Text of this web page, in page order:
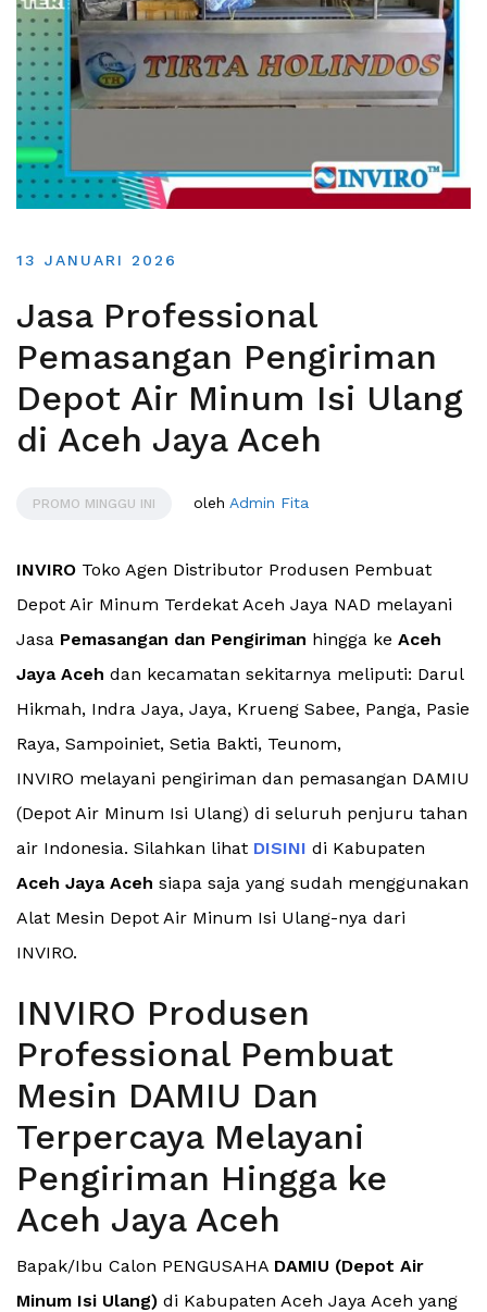
13 JANUARI 2026
Jasa Professional
Pemasangan Pengiriman
Depot Air Minum Isi Ulang
di Aceh Jaya Aceh
PROMO MINGGU INI oleh Admin Fita
INVIRO Toko Agen Distributor Produsen Pembuat
Depot Air Minum Terdekat Aceh Jaya NAD melayani
Jasa Pemasangan dan Pengiriman hingga ke Aceh
Jaya Aceh dan kecamatan sekitarnya meliputi: Darul
Hikmah, Indra Jaya, Jaya, Krueng Sabee, Panga, Pasie
Raya, Sampoiniet, Setia Bakti, Teunom,
INVIRO melayani pengiriman dan pemasangan DAMIU
(Depot Air Minum Isi Ulang) di seluruh penjuru tahan
air Indonesia. Silahkan lihat DISINI di Kabupaten
Aceh Jaya Aceh siapa saja yang sudah menggunakan
Alat Mesin Depot Air Minum Isi Ulang-nya dari
INVIRO.
INVIRO Produsen
Professional Pembuat
Mesin DAMIU Dan
Terpercaya Melayani
Pengiriman Hingga ke
Aceh Jaya Aceh
Bapak/Ibu Calon PENGUSAHA DAMIU (Depot Air
Minum Isi Ulang) di Kabupaten Aceh Jaya Aceh yang